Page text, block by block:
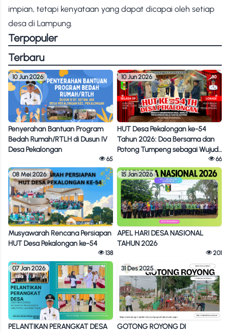
impian, tetapi kenyataan yang dapat dicapai oleh setiap
desa di Lampung.
Terpopuler
Terbaru
Penyerahan Bantuan Program
Bedah Rumah/RTLH di Dusun IV
Desa Pekalongan
65
10 Jun 2026
HUT Desa Pekalongan ke-54
Tahun 2026: Doa Bersama dan
Potong Tumpeng sebagai Wujud
66
10 Jun 2026
Musyawarah Rencana Persiapan
HUT Desa Pekalongan ke-54
138
08 Mei 2026
APEL HARI DESA NASIONAL
TAHUN 2026
201
15 Jan 2026
PELANTIKAN PERANGKAT DESA
07 Jan 2026
GOTONG ROYONG DI
31 Des 2025